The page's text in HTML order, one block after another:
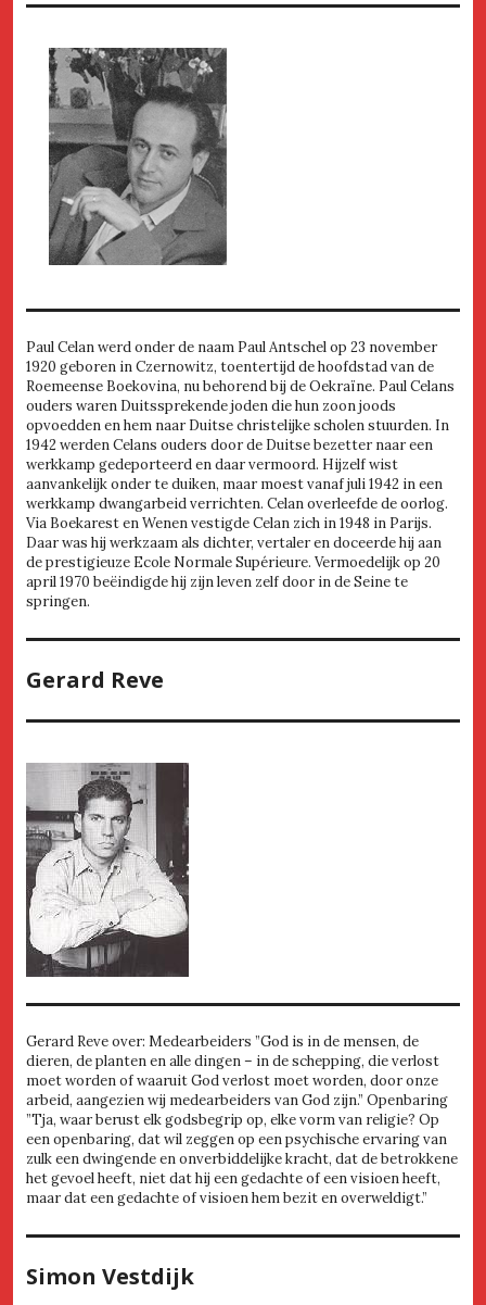
Paul Celan werd onder de naam Paul Antschel op 23 november
1920 geboren in Czernowitz, toentertijd de hoofdstad van de
Roemeense Boekovina, nu behorend bij de Oekraïne. Paul Celans
ouders waren Duitssprekende joden die hun zoon joods
opvoedden en hem naar Duitse christelijke scholen stuurden. In
1942 werden Celans ouders door de Duitse bezetter naar een
werkkamp gedeporteerd en daar vermoord. Hijzelf wist
aanvankelijk onder te duiken, maar moest vanaf juli 1942 in een
werkkamp dwangarbeid verrichten. Celan overleefde de oorlog.
Via Boekarest en Wenen vestigde Celan zich in 1948 in Parijs.
Daar was hij werkzaam als dichter, vertaler en doceerde hij aan
de prestigieuze Ecole Normale Supérieure. Vermoedelijk op 20
april 1970 beëindigde hij zijn leven zelf door in de Seine te
springen.
Gerard Reve
Gerard Reve over: Medearbeiders ”God is in de mensen, de
dieren, de planten en alle dingen – in de schepping, die verlost
moet worden of waaruit God verlost moet worden, door onze
arbeid, aangezien wij medearbeiders van God zijn.” Openbaring
”Tja, waar berust elk godsbegrip op, elke vorm van religie? Op
een openbaring, dat wil zeggen op een psychische ervaring van
zulk een dwingende en onverbiddelijke kracht, dat de betrokkene
het gevoel heeft, niet dat hij een gedachte of een visioen heeft,
maar dat een gedachte of visioen hem bezit en overweldigt.”
Simon Vestdijk